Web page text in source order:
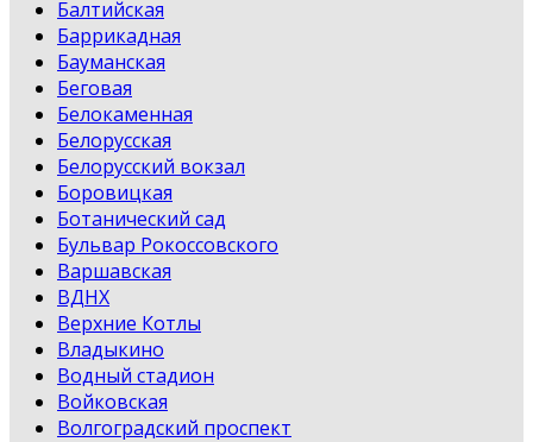
Балтийская
Баррикадная
Бауманская
Беговая
Белокаменная
Белорусская
Белорусский вокзал
Боровицкая
Ботанический сад
Бульвар Рокоссовского
Варшавская
ВДНХ
Верхние Котлы
Владыкино
Водный стадион
Войковская
Волгоградский проспект